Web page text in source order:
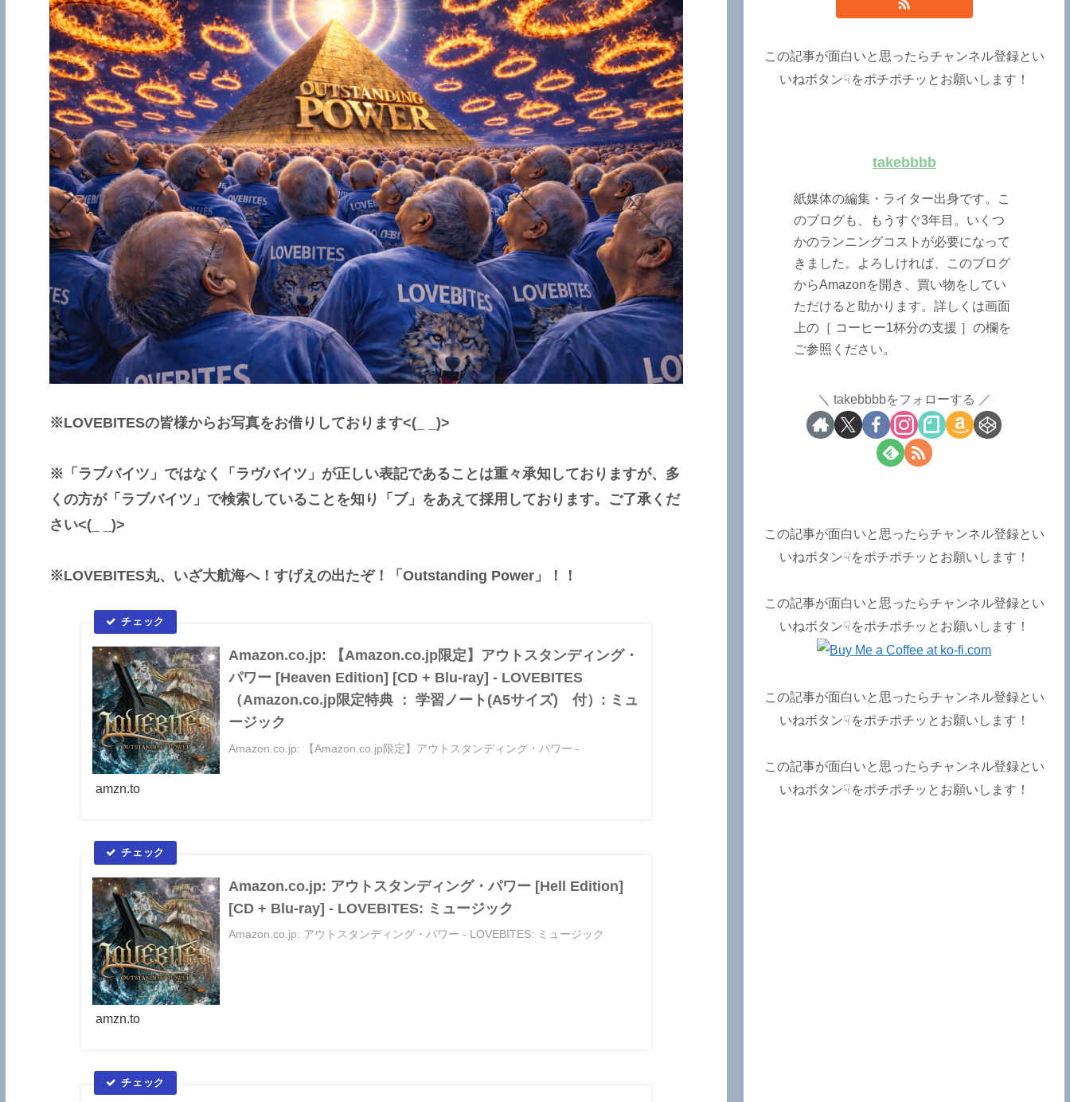
※LOVEBITESの皆様からお写真をお借りしております<(_ _)>
※「ラブバイツ」ではなく「ラヴバイツ」が正しい表記であることは重々承知しておりますが、多
くの方が「ラブバイツ」で検索していることを知り「ブ」をあえて採用しております。ご了承くだ
さい<(_ _)>
※LOVEBITES丸、いざ大航海へ！すげえの出たぞ！「Outstanding Power」！！
Amazon.co.jp: 【Amazon.co.jp限定】アウトスタンディング・
パワー [Heaven Edition] [CD + Blu-ray] - LOVEBITES
（Amazon.co.jp限定特典 ： 学習ノート(A5サイズ) 付）: ミュ
ージック
Amazon.co.jp: 【Amazon.co.jp限定】アウトスタンディング・パワー -
amzn.to
Amazon.co.jp: アウトスタンディング・パワー [Hell Edition]
[CD + Blu-ray] - LOVEBITES: ミュージック
Amazon.co.jp: アウトスタンディング・パワー - LOVEBITES: ミュージック
amzn.to
この記事が面白いと思ったらチャンネル登録とい
いねボタン☟をポチポチッとお願いします！
takebbbb
紙媒体の編集・ライター出身です。こ
のブログも、もうすぐ3年目。いくつ
かのランニングコストが必要になって
きました。よろしければ、このブログ
からAmazonを開き、買い物をしてい
ただけると助かります。詳しくは画面
上の［ コーヒー1杯分の支援 ］の欄を
ご参照ください。
takebbbbをフォローする
この記事が面白いと思ったらチャンネル登録とい
いねボタン☟をポチポチッとお願いします！
この記事が面白いと思ったらチャンネル登録とい
いねボタン☟をポチポチッとお願いします！
この記事が面白いと思ったらチャンネル登録とい
いねボタン☟をポチポチッとお願いします！
この記事が面白いと思ったらチャンネル登録とい
いねボタン☟をポチポチッとお願いします！